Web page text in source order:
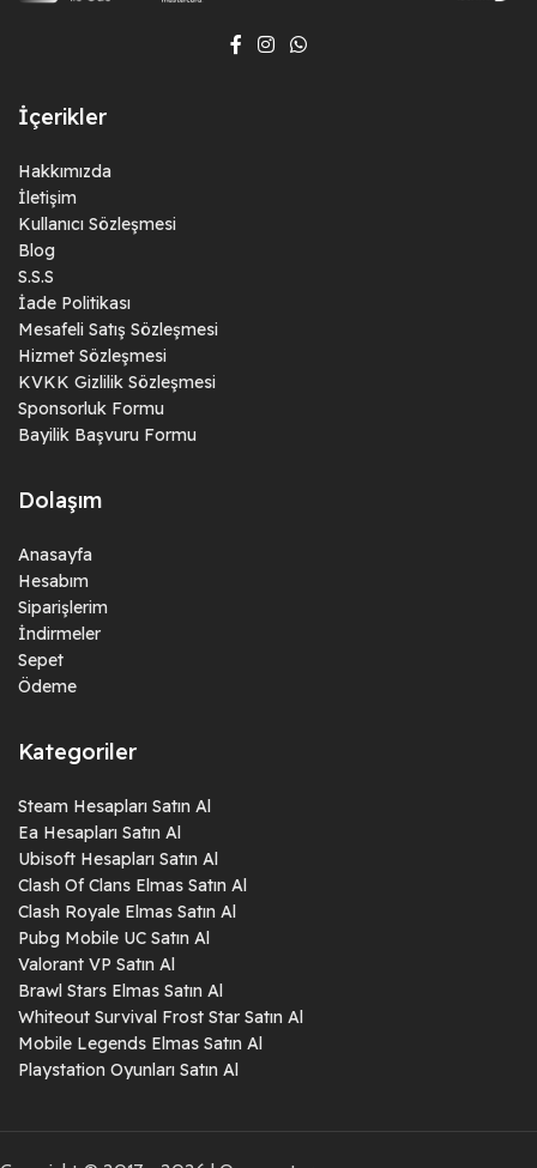
İçerikler
Hakkımızda
İletişim
Kullanıcı Sözleşmesi
Blog
S.S.S
İade Politikası
Mesafeli Satış Sözleşmesi
Hizmet Sözleşmesi
KVKK Gizlilik Sözleşmesi
Sponsorluk Formu
Bayilik Başvuru Formu
Dolaşım
Anasayfa
Hesabım
Siparişlerim
İndirmeler
Sepet
Ödeme
Kategoriler
Steam Hesapları Satın Al
Ea Hesapları Satın Al
Ubisoft Hesapları Satın Al
Clash Of Clans Elmas Satın Al
Clash Royale Elmas Satın Al
Pubg Mobile UC Satın Al
Valorant VP Satın Al
Brawl Stars Elmas Satın Al
Whiteout Survival Frost Star Satın Al
Mobile Legends Elmas Satın Al
Playstation Oyunları Satın Al